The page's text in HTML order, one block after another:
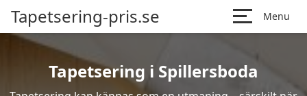
Tapetsering-pris.se Menu
Tapetsering i Spillersboda